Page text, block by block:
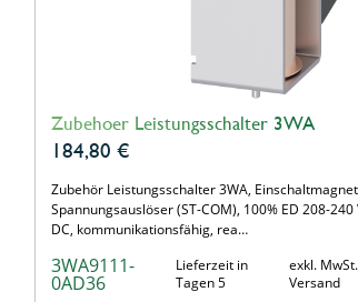
Zubehoer Leistungsschalter 3WA
184,80 €
Zubehör Leistungsschalter 3WA,
Spannungsauslöser (ST-COM), 100% ED 208-240
DC, kommunikationsfähig, rea…
3WA9111-
0AD36
Lieferzeit in
Tagen 5
exkl.
Versand